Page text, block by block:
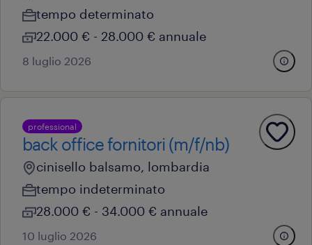
tempo determinato
22.000 € - 28.000 € annuale
8 luglio 2026
professional
back office fornitori (m/f/nb)
cinisello balsamo, lombardia
tempo indeterminato
28.000 € - 34.000 € annuale
10 luglio 2026